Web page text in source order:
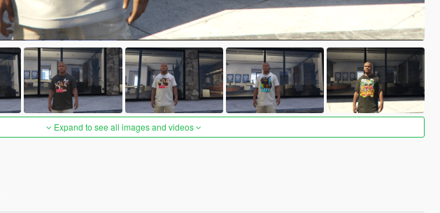
Expand to see all images and videos